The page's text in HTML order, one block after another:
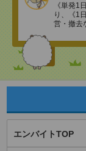
《単発1
り、《1
営・撤去
エンバイトTOP